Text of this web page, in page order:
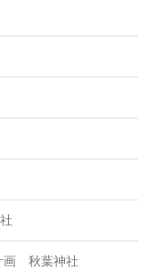
画 秋葉神社